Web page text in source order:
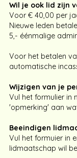
Wil je ook lid zijn
Voor € 40,00 per
Nieuwe leden
5,- éénmalige
Voor het betalen
automatische
Wijzigen van je
Vul het formulier in
'opmerking' aan
Beeindigen
Vul het formuier in
lidmaatschap wil